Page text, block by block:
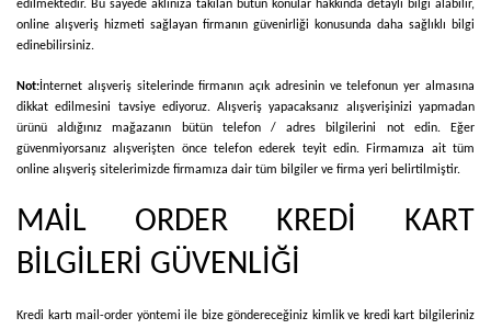
edilmektedir. Bu sayede aklınıza takılan bütün konular hakkında detaylı bilgi alabilir,
online alışveriş hizmeti sağlayan firmanın güvenirliği konusunda daha sağlıklı bilgi
edinebilirsiniz.
Not: İnternet alışveriş sitelerinde firmanın açık adresinin ve telefonun yer almasına
dikkat edilmesini tavsiye ediyoruz. Alışveriş yapacaksanız alışverişinizi yapmadan
ürünü aldığınız mağazanın bütün telefon / adres bilgilerini not edin. Eğer
güvenmiyorsanız alışverişten önce telefon ederek teyit edin. Firmamıza ait tüm
online alışveriş sitelerimizde firmamıza dair tüm bilgiler ve firma yeri belirtilmiştir.
MAİL ORDER KREDİ KART
BİLGİLERİ GÜVENLİĞİ
Kredi kartı mail-order yöntemi ile bize göndereceğiniz kimlik ve kredi kart bilgileriniz